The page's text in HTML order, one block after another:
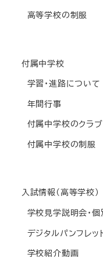
高等学校の制服
付属中学校
学習・進路について
年間行事
付属中学校のクラ
付属中学校の制服
入試情報(高等学校)
学校見学説明会・個
デジタルパンフレッ
学校紹介動画